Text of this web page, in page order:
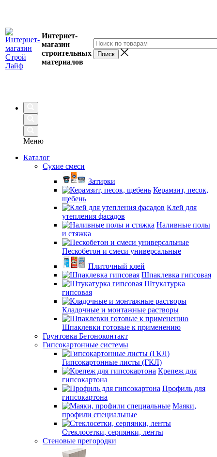
Интернет-
магазин
строительных
материалов
Меню
Каталог
Сухие смеси
Затирки
Керамзит, песок,
щебень
Клей для
утепления фасадов
Наливные полы
и стяжка
Пескобетон и смеси универсальные
Плиточный клей
Шпаклевка гипсовая
Штукатурка
гипсовая
Кладочные и монтажные растворы
Шпаклевки готовые к применению
Грунтовка Бетоноконтакт
Гипсокартонные системы
Гипсокартонные листы (ГКЛ)
Крепеж для
гипсокартона
Профиль для
гипсокартона
Маяки,
профили специальные
Стеклосетки, серпянки, ленты
Стеновые прегородки